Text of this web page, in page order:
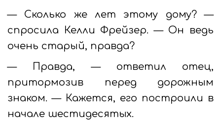
— Сколько же лет этому дому? —
спросила Келли Фрейзер. — Он ведь
очень старый, правда?
— Правда, — ответил отец,
притормозив перед дорожным
знаком. — Кажется, его построили в
начале шестидесятых.